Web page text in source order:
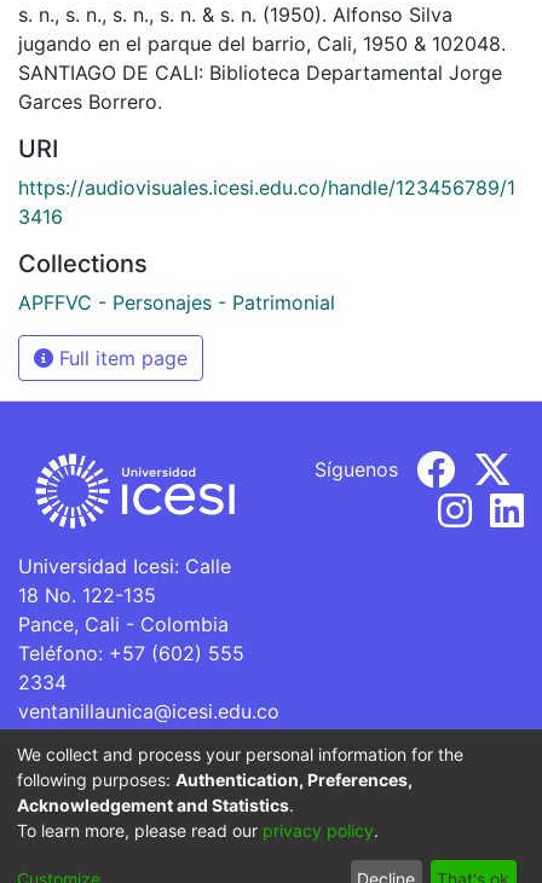
s. n., s. n., s. n., s. n. & s. n. (1950). Alfonso Silva
jugando en el parque del barrio, Cali, 1950 & 102048.
SANTIAGO DE CALI: Biblioteca Departamental Jorge
Garces Borrero.
URI
https://audiovisuales.icesi.edu.co/handle/123456789/1
3416
Collections
APFFVC - Personajes - Patrimonial
Full item page
Universidad Icesi: Calle
18 No. 122-135
Pance, Cali - Colombia
Teléfono: +57 (602) 555
2334
ventanillaunica@icesi.edu.co
Síguenos
La Universidad Icesi es una Institución de Educación
Superior que se encuentra sujeta a inspección y vigilancia
por parte del Ministerio de Educación Nacional.
Cookie End User Send
We collect and process your personal information for the
following purposes: Authentication, Preferences,
Acknowledgement and Statistics.
To learn more, please read our privacy policy.